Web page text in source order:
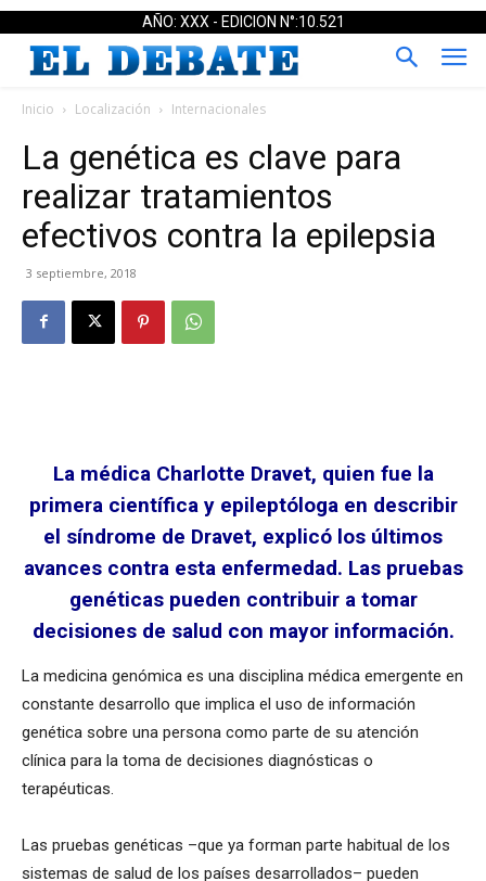
AÑO: XXX - EDICION N°:10.521
Inicio Localización Internacionales
La genética es clave para
realizar tratamientos
efectivos contra la epilepsia
3 septiembre, 2018
La médica Charlotte Dravet, quien fue la
primera científica y epileptóloga en describir
el síndrome de Dravet, explicó los últimos
avances contra esta enfermedad. Las pruebas
genéticas pueden contribuir a tomar
decisiones de salud con mayor información.
La medicina genómica es una disciplina médica emergente en
constante desarrollo que implica el uso de información
genética sobre una persona como parte de su atención
clínica para la toma de decisiones diagnósticas o
terapéuticas.
Las pruebas genéticas –que ya forman parte habitual de los
sistemas de salud de los países desarrollados– pueden